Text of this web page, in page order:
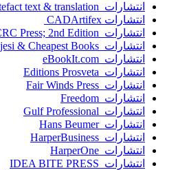
انتشارات artefact text & translation
انتشارات ‎ CADArtifex
انتشارات CRC Press; 2nd Edition
انتشارات E-Kitap Projesi & Cheapest Books
انتشارات eBookIt.com
انتشارات Editions Prosveta
انتشارات Fair Winds Press
انتشارات Freedom
انتشارات Gulf Professional
انتشارات Hans Beumer
انتشارات HarperBusiness
انتشارات HarperOne
انتشارات IDEA BITE PRESS